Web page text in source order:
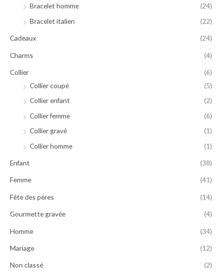
Bracelet homme
(24)
Bracelet italien
(22)
Cadeaux (24)
Charms (4)
Collier
(6)
Collier coupé
(5)
Collier enfant
(2)
Collier femme
(6)
Collier gravé
(1)
Collier homme
(1)
Enfant (38)
Femme (41)
Fête des pères (14)
Gourmette gravée (4)
Homme (34)
Mariage (12)
Non classé (2)